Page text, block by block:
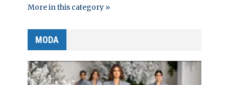
More in this category »
MODA